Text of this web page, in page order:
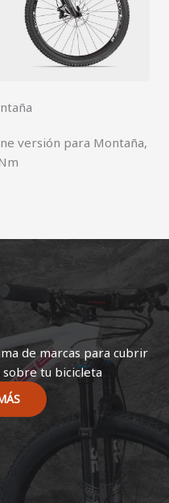
versión para Montaña,
de marcas para cubrir
sobre tu bicicleta